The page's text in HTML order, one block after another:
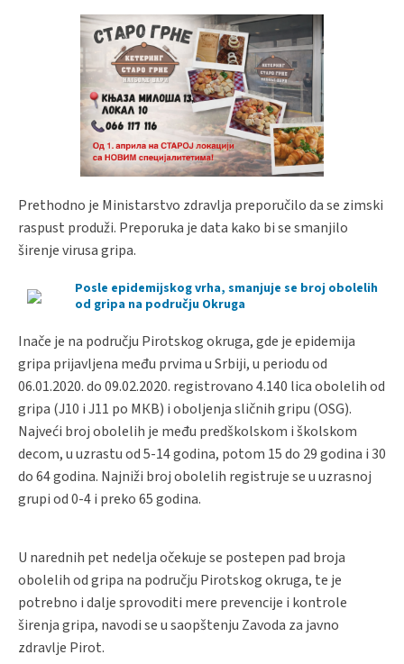
Prethodno je Ministarstvo zdravlja preporučilo da se zimski
raspust produži. Preporuka je data kako bi se smanjilo
širenje virusa gripa.
Posle epidemijskog vrha, smanjuje se broj obolelih
od gripa na području Okruga
Inače je na području Pirotskog okruga, gde je epidemija
gripa prijavljena među prvima u Srbiji, u periodu od
06.01.2020. do 09.02.2020. registrovano 4.140 lica obolelih od
gripa (J10 i J11 po MКB) i oboljenja sličnih gripu (OSG).
Najveći broj obolelih je među predškolskom i školskom
decom, u uzrastu od 5-14 godina, potom 15 do 29 godina i 30
do 64 godina. Najniži broj obolelih registruje se u uzrasnoj
grupi od 0-4 i preko 65 godina.
U narednih pet nedelja očekuje se postepen pad broja
obolelih od gripa na području Pirotskog okruga, te je
potrebno i dalje sprovoditi mere prevencije i kontrole
širenja gripa, navodi se u saopštenju Zavoda za javno
zdravlje Pirot.